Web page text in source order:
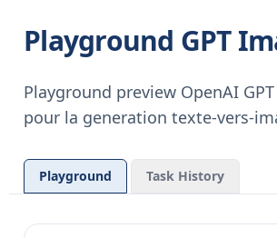
Playground GPT
Playground preview OpenAI
pour la generation texte-vers-
Playground Task History